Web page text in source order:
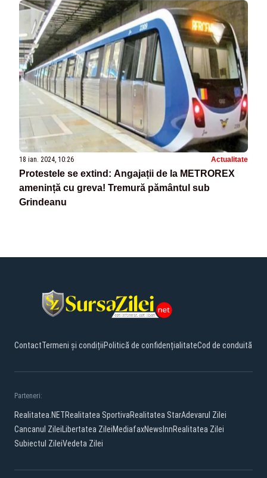
18 ian. 2024, 10:26 Actualitate
Protestele se extind: Angajații de la METROREX
amenință cu greva! Tremură pământul sub
Grindeanu
ContactTermeni și condițiiPolitică de confidențialitateCod de conduită
Parteneri:
Realitatea.NETRealitatea SportivaRealitatea StarAdevarul Zilei
Cancanul ZileiLibertatea ZileiMediafaxNewsInnRealitatea Zilei
Subiectul ZileiVedeta Zilei